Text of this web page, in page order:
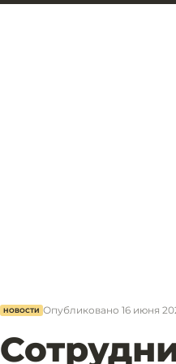
НОВОСТИ Опубликовано 16 июня